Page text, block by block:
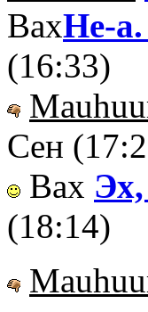
ВахНе-
(16:33)
Сен
Вах
(18:14)